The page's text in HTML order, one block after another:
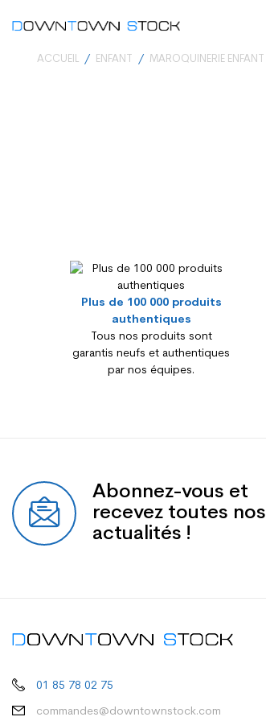
ACCUEIL ENFANT MAROQUINERIE ENFANT
Plus de 100 000 produits
authentiques
Tous nos produits sont
garantis neufs et authentiques
par nos équipes.
Abonnez-vous et
recevez toutes nos
actualités !
01 85 78 02 75
commandes@downtownstock.com